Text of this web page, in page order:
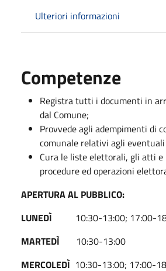
Ulteriori informazioni
Competenze
Registra tutti i documenti in
dal Comune;
Provvede agli adempimenti di
comunale relativi agli
Cura le liste elettorali, gli atti e
procedure ed operazioni
APERTURA AL PUBBLICO:
LUNEDÌ
10:30-13:00; 17:00-
MARTEDÌ 10:30-13:00
MERCOLEDÌ 10:30-13:00; 17:00-